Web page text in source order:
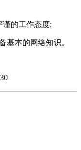
谨的工作态度;
基本的网络知识。